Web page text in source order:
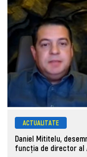
ACTUALITATE
Daniel Mititelu,
funcția de director al